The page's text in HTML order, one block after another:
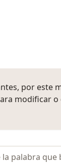
por este
modificar
opiniones